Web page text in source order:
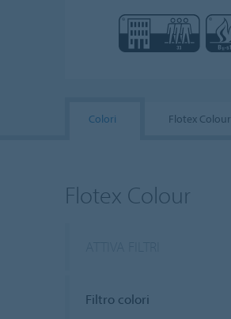
Colori Flotex Colour
Flotex Colour
Filtro colori